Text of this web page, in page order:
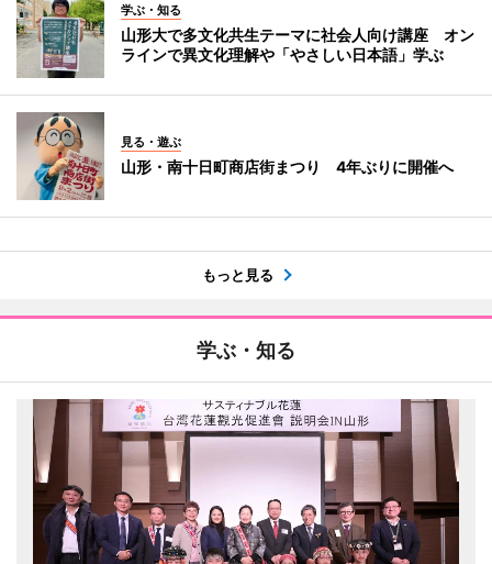
学ぶ・知る
山形大で多文化共生テーマに社会人向け講座 オン
ラインで異文化理解や「やさしい日本語」学ぶ
見る・遊ぶ
山形・南十日町商店街まつり 4年ぶりに開催へ
もっと見る
学ぶ・知る